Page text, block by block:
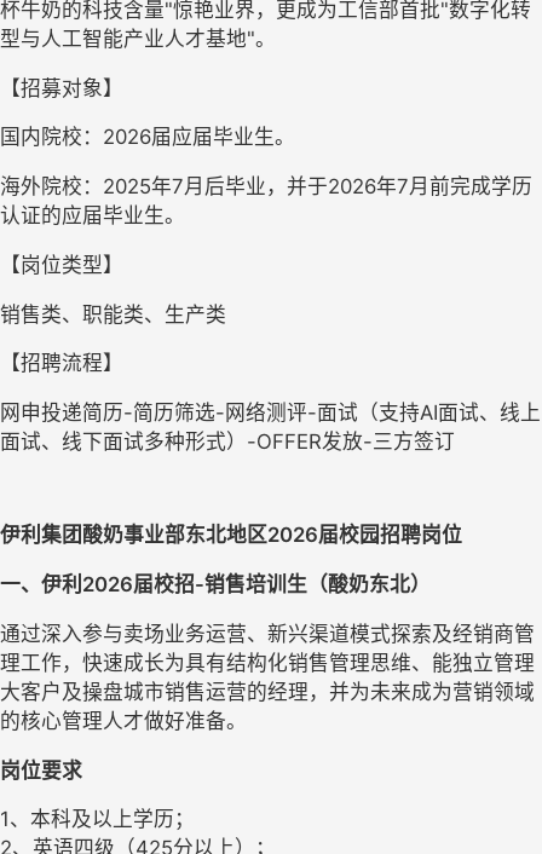
杯牛奶的科技含量"惊艳业界，更成为工信部首批"数字化转
型与人工智能产业人才基地"。
【招募对象】
国内院校：2026届应届毕业生。
海外院校：2025年7月后毕业，并于2026年7月前完成学历
认证的应届毕业生。
【岗位类型】
销售类、职能类、生产类
【招聘流程】
网申投递简历-简历筛选-网络测评-面试（支持AI面试、线上
面试、线下面试多种形式）-OFFER发放-三方签订
伊利集团酸奶事业部东北地区2026届校园招聘岗位
一、伊利 2026届校招-销售培训生 （酸奶东北）
通过深入参与卖场业务运营、新兴渠道模式探索及经销商管
理工作，快速成长为具有结构化销售管理思维、能独立管理
大客户及操盘城市销售运营的经理，并为未来成为营销领域
的核心管理人才做好准备。
岗位要求
1、本科及以上学历；
2、英语四级（425分以上）；